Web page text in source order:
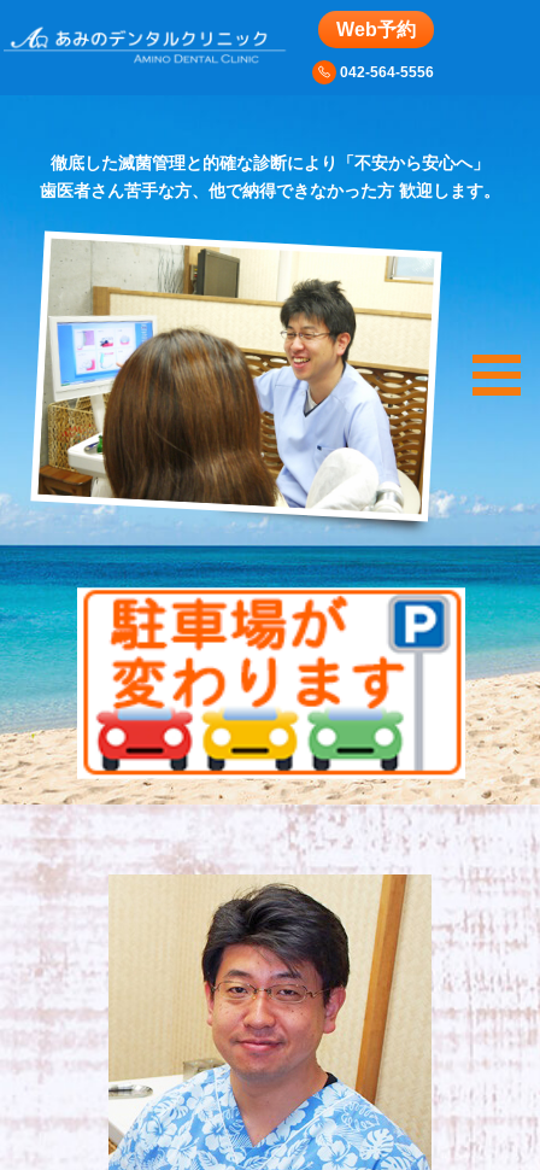
Web予約
042-564-5556
徹底した滅菌管理と的確な診断により「不安から安心へ」
歯医者さん苦手な方、他で納得できなかった方 歓迎します。